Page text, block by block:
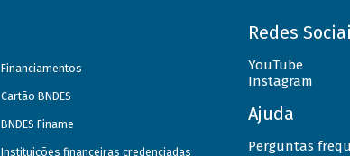
Financiamentos
Cartão BNDES
BNDES Finame
Instituições financeiras credenciadas
Redes
YouTube
Instagram
Ajuda
Perguntas